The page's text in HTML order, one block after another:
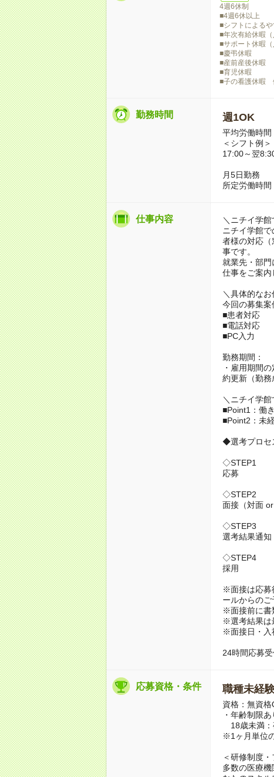
4週6休制
■4週6休以上
■シフトによるや
■年次有給休暇（
■サポート休暇（
■慶弔休暇
■産前産後休暇
■育児休暇
■子の看護休暇
勤務時間 週1OK
平均労働時
＜シフト例＞
17:00～翌
月5日勤務
所定労働時間
仕事内容
＼ニチイ学
ニチイ学館
者様の対応
事です。
就業先・部
仕事をご案
＼具体的なお
今回の募集案
■患者対応
■電話対応
■PC入力
勤務期間：
・雇用期間
約更新（勤務
＼ニチイ学
■Point1：働
■Point2：未
◆選考プロ
◇STEP1
応募
◇STEP2
面接（対面 or
◇STEP3
選考結果通知
◇STEP4
採用
※面接は応募
ールからの
※面接前に書
※選考結果は
※面接日・入
24時間応募受
応募資格・条件 職種未経
資格：無資
・年齢制限あ
18歳未満：
※1ヶ月単位
＜研修制度
多数の医療